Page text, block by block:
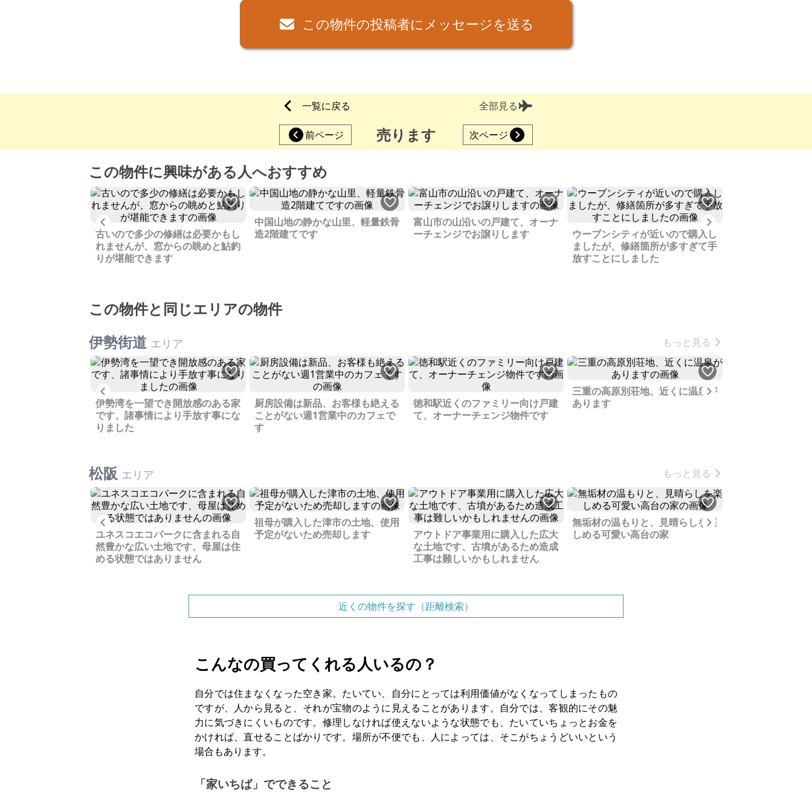
この物件の投稿者にメッセージを送る
一覧に戻る 全部見る
前ページ 売ります 次ページ
この物件に興味がある人へおすすめ
Previous
古いので多少の修繕は必要かもし
れませんが、窓からの眺めと鮎釣
りが堪能できます
中国山地の静かな山里、軽量鉄骨
造2階建てです
富山市の山沿いの戸建て、オーナ
ーチェンジでお譲りします
ウーブンシティが近いので購入し
ましたが、修繕箇所が多すぎて手
放すことにしました
この物件と同じエリアの物件
伊勢街道 エリア もっと見る
Previous
伊勢湾を一望でき開放感のある家
です、諸事情により手放す事にな
りました
厨房設備は新品、お客様も絶える
ことがない週1営業中のカフェで
す
徳和駅近くのファミリー向け戸建
て、オーナーチェンジ物件です
三重の高原別荘地、近くに温泉が
あります
Next
松阪 エリア もっと見る
Previous
ユネスコエコパークに含まれる自
然豊かな広い土地です、母屋は住
める状態ではありません
祖母が購入した津市の土地、使用
予定がないため売却します
アウトドア事業用に購入した広大
な土地です、古墳があるため造成
工事は難しいかもしれません
無垢材の温もりと、見晴らしを楽
しめる可愛い高台の家
Next
近くの物件を探す（距離検索）
こんなの買ってくれる人いるの？
自分では住まなくなった空き家。たいてい、自分にとっては利用価値がなくなってしまったもの
ですが、人から見ると、それが宝物のように見えることがあります。自分では、客観的にその魅
力に気づきにくいものです。修理しなければ使えないような状態でも、たいていちょっとお金を
かければ、直せることばかりです。場所が不便でも、人によっては、そこがちょうどいいという
場合もあります。
「家いちば」でできること